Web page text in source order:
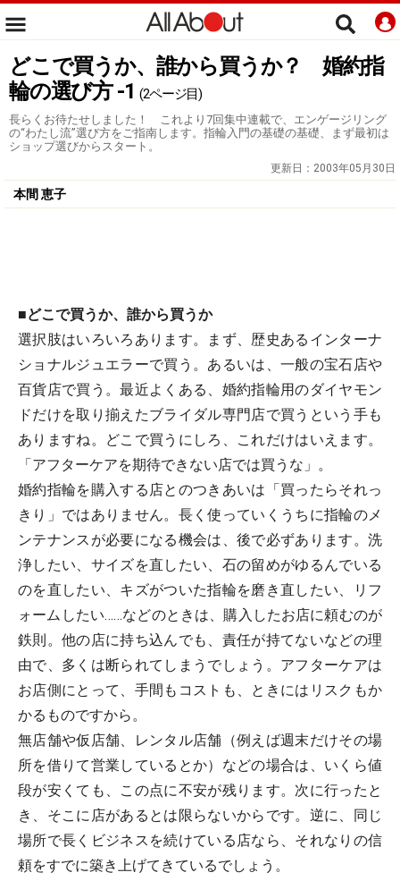
どこで買うか、誰から買うか？ 婚約指
輪の選び方 -1 (2ページ目)
長らくお待たせしました！ これより7回集中連載で、エンゲージリング
の“わたし流”選び方をご指南します。指輪入門の基礎の基礎、まず最初は
ショップ選びからスタート。
更新日： 2003年05月30日
本間 恵子
■どこで買うか、誰から買うか
選択肢はいろいろあります。まず、歴史あるインターナ
ショナルジュエラーで買う。あるいは、一般の宝石店や
百貨店で買う。最近よくある、婚約指輪用のダイヤモン
ドだけを取り揃えたブライダル専門店で買うという手も
ありますね。どこで買うにしろ、これだけはいえます。
「アフターケアを期待できない店では買うな」。
婚約指輪を購入する店とのつきあいは「買ったらそれっ
きり」ではありません。長く使っていくうちに指輪のメ
ンテナンスが必要になる機会は、後で必ずあります。洗
浄したい、サイズを直したい、石の留めがゆるんでいる
のを直したい、キズがついた指輪を磨き直したい、リフ
ォームしたい……などのときは、購入したお店に頼むのが
鉄則。他の店に持ち込んでも、責任が持てないなどの理
由で、多くは断られてしまうでしょう。アフターケアは
お店側にとって、手間もコストも、ときにはリスクもか
かるものですから。
無店舗や仮店舗、レンタル店舗（例えば週末だけその場
所を借りて営業しているとか）などの場合は、いくら値
段が安くても、この点に不安が残ります。次に行ったと
き、そこに店があるとは限らないからです。逆に、同じ
場所で長くビジネスを続けている店なら、それなりの信
頼をすでに築き上げてきているでしょう。